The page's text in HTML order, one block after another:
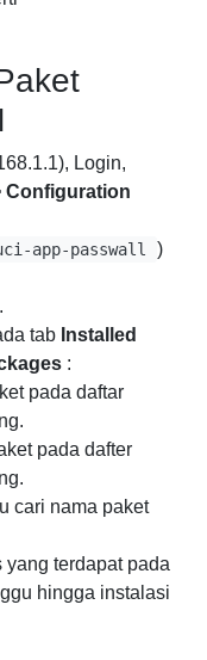
Login,
Configuration
app-passwall
)
.
tab Installed
:
pada daftar
pada dafter
cari nama paket
yang terdapat pada
hingga instalasi